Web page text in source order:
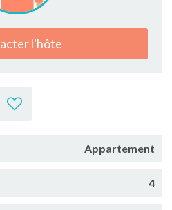
l'hôte
Appartement
4